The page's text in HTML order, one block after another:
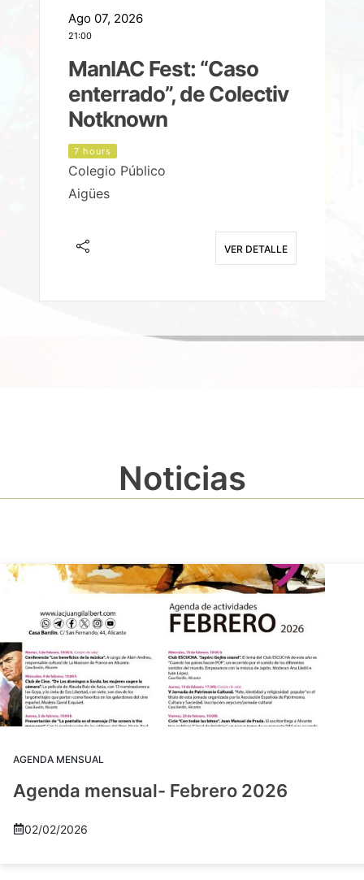
Ago 07, 2026
21:00
ManIAC Fest: “Caso
enterrado”, de Colectiv
Notknown
7 hours
Colegio Público
Aigües
VER DETALLE
Noticias
AGENDA MENSUAL
Agenda mensual- Febrero 2026
02/02/2026